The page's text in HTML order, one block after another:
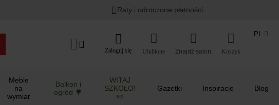
Lato w ogrodzie i na balkonie >
Raty i odroczone płatności
Zaloguj się Ulubione Koszyk
PL
Meble
na
wymiar
Balkon i
ogród 🌳
WITAJ
SZKOŁO!
✏️
Gazetki Inspiracje Blog